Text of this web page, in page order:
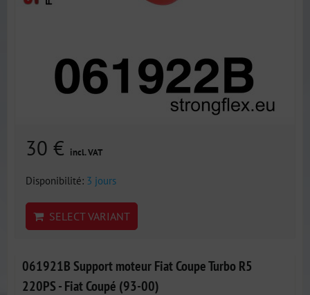
30 € incl. VAT
Disponibilité: 3 jours
SELECT VARIANT
061921B Support moteur Fiat Coupe Turbo R5
220PS - Fiat Coupé (93-00)